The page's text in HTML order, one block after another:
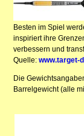
Besten im Spiel
inspiriert ihre
verbessern und
Quelle:www.target-
Die
Barrelgewicht (alle